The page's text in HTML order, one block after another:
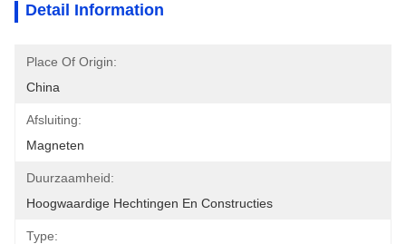
Detail Information
Place Of Origin:
China
Afsluiting:
Magneten
Duurzaamheid:
Hoogwaardige Hechtingen En Constructies
Type: